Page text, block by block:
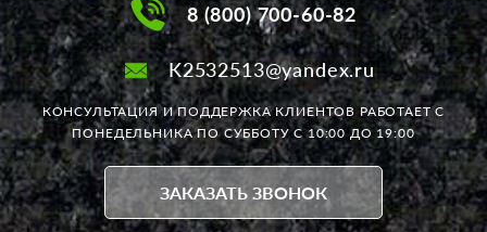
8 (800) 700-60-82
K2532513@yandex.ru
КОНСУЛЬТАЦИЯ И ПОДДЕРЖКА КЛИЕНТОВ РАБОТАЕТС
ПОНЕДЕЛЬНИКА ПО СУББОТУ С 10:00 ДО 19:00
ЗАКАЗАТЬ ЗВОНОК